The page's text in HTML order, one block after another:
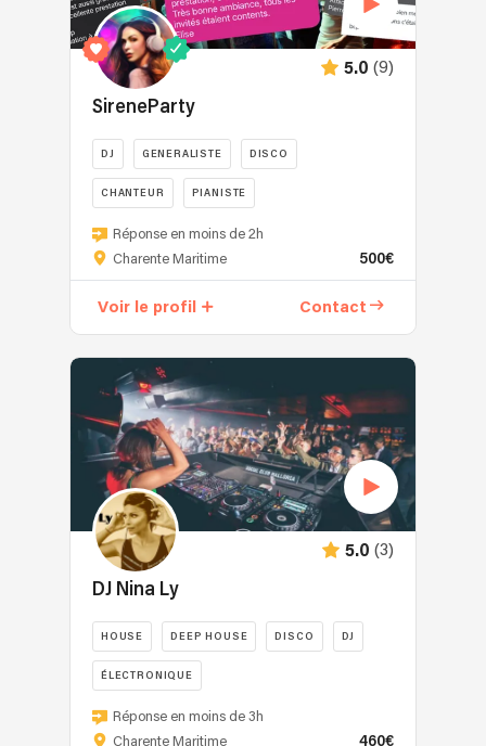
5.0 (9)
SireneParty
DJ GENERALISTE DISCO
CHANTEUR PIANISTE
En
tant
musicienne,
chanteuse,
je
possède
une
polyvalence
artistique
qui
me
permet
de
offrir
une
expérience
unique.
Réponse en moins de 2h
Charente Maritime
500€
Voir le profil Contact
5.0 (3)
DJ Nina Ly
HOUSE DEEP HOUSE DISCO DJ
ÉLECTRONIQUE
Immergée
durant
Réponse en moins de 3h
Charente Maritime
460€